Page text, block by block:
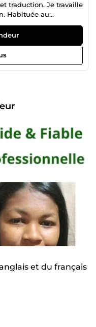
traduction. Je travaille
Habituée au
et aux tâches
vos documents, les
selon vos besoins.
↔ Malgache avec
original. Mon
et du français